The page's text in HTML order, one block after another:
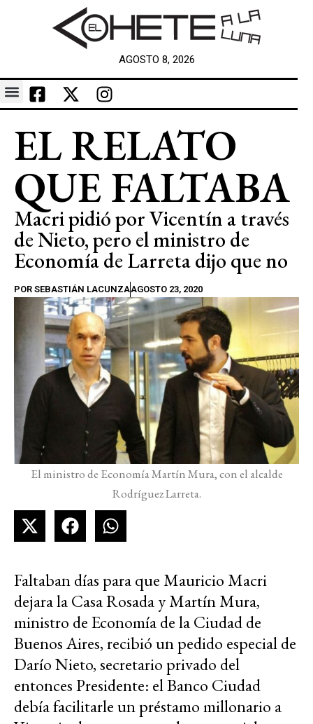
AGOSTO 8, 2026
EL RELATO
QUE FALTABA
Macri pidió por Vicentín a través
de Nieto, pero el ministro de
Economía de Larreta dijo que no
POR SEBASTIÁN LACUNZAAGOSTO 23, 2020
El ministro de Economía Martín Mura, con el alcalde
Rodríguez Larreta.
Faltaban días para que Mauricio Macri
dejara la Casa Rosada y Martín Mura,
ministro de Economía de la Ciudad de
Buenos Aires, recibió un pedido especial de
Darío Nieto, secretario privado del
entonces Presidente: el Banco Ciudad
debía facilitarle un préstamo millonario a